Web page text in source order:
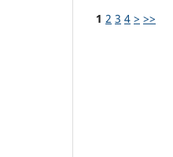
1 2 3 4 > >>